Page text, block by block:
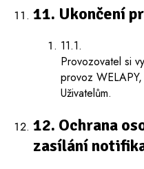
11. Ukončení
11.1.
Provozovatel si
provoz
Uživatelům.
12. Ochrana
zasílání